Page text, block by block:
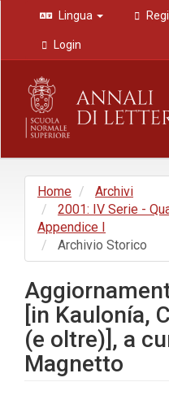
Navigazione
principale
Contenuto
principale
Barra
laterale
Lingua
Login
Home
Archivi
2001: IV Serie -
Appendice I
Archivio Storico
[in Kaulonía,
(e oltre)], a
Magnetto